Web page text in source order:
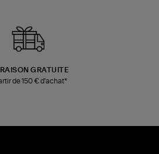
GRATUITE
de 150 € d'achat*